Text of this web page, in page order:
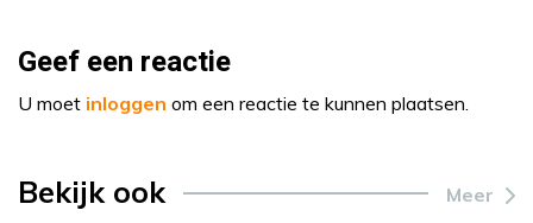
Geef een reactie
U moet inloggen om een reactie te kunnen plaatsen.
Bekijk ook Meer